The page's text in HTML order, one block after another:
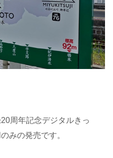
周年記念デジタルきっ
みの発売です。